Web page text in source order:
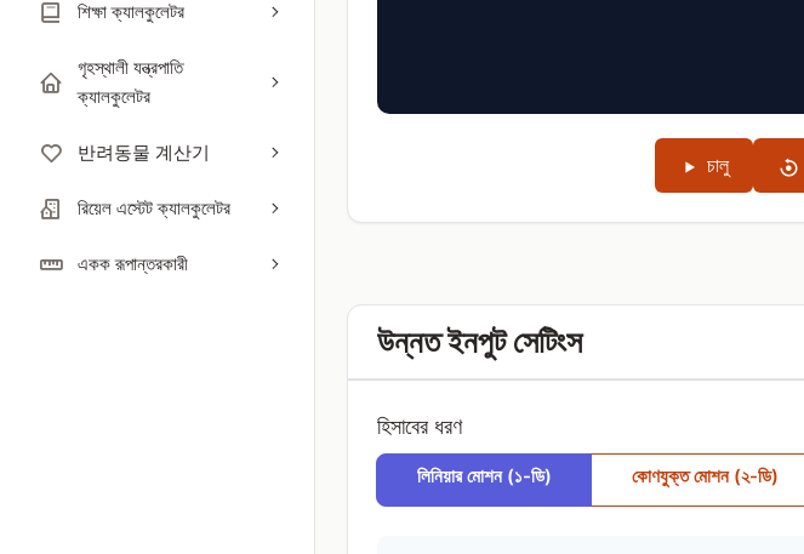
শিক্ষা ক্যালকুলেটর
গৃহস্থালী যন্ত্রপাতি
ক্যালকুলেটর
반려동물 계산기
রিয়েল এস্টেট ক্যালকুলেটর
একক রূপান্তরকারী
চালু
উন্নত ইনপুট সেটিংস
হিসাবের ধরণ
লিনিয়ার মোশন (১-ডি) কোণযুক্ত মোশন (২-ডি)